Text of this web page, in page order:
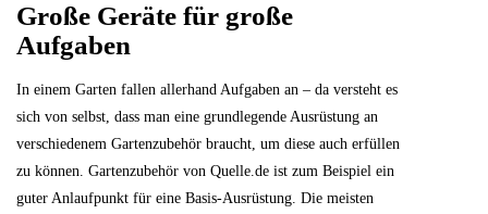
Große Geräte für große
Aufgaben
In einem Garten fallen allerhand Aufgaben an – da versteht es
sich von selbst, dass man eine grundlegende Ausrüstung an
verschiedenem Gartenzubehör braucht, um diese auch erfüllen
zu können. Gartenzubehör von Quelle.de ist zum Beispiel ein
guter Anlaufpunkt für eine Basis-Ausrüstung. Die meisten